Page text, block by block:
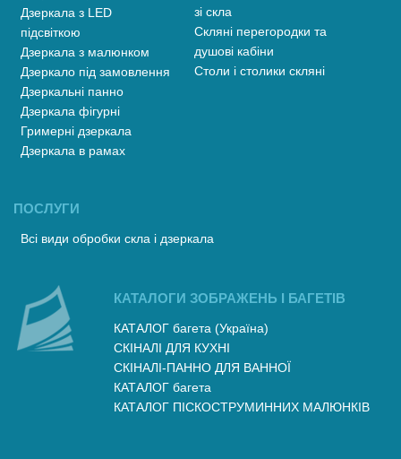
Дзеркала з LED
підсвіткою
Дзеркала з малюнком
Дзеркало під замовлення
Дзеркальні панно
Дзеркала фігурні
Гримерні дзеркала
Дзеркала в рамах
зі скла
Скляні перегородки та
душові кабіни
Столи і столики скляні
ПОСЛУГИ
Всі види обробки скла і дзеркала
КАТАЛОГИ ЗОБРАЖЕНЬ І БАГЕТІВ
КАТАЛОГ багета (Україна)
СКІНАЛІ ДЛЯ КУХНІ
СКІНАЛІ-ПАННО ДЛЯ ВАННОЇ
КАТАЛОГ багета
КАТАЛОГ ПІСКОСТРУМИННИХ МАЛЮНКІВ